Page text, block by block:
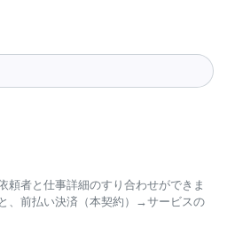
頼者と仕事詳細のすり合わせができま
、前払い決済（本契約）→サービスの